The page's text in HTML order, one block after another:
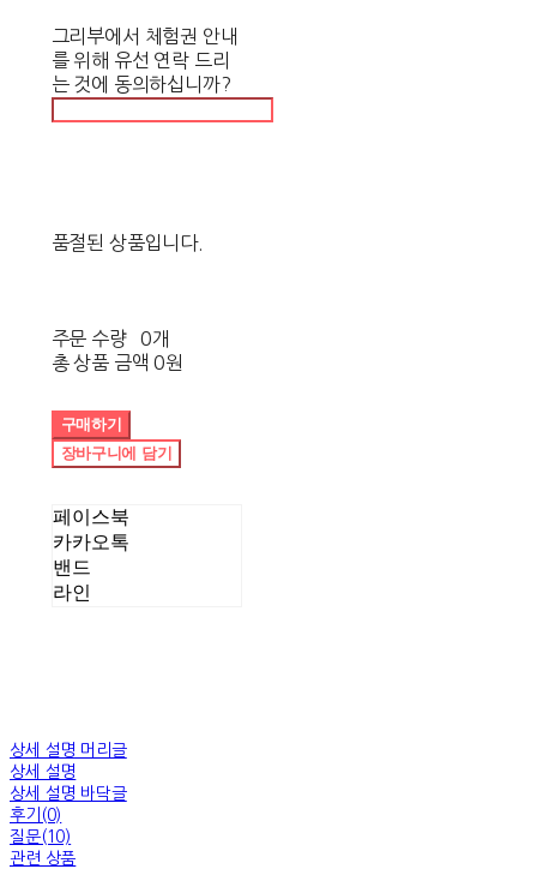
그리부에서 체험권 안내
를 위해 유선 연락 드리
는 것에 동의하십니까?
품절된 상품입니다.
주문 수량
0개
총 상품 금액 0원
구매하기
장바구니에 담기
페이스북
카카오톡
밴드
라인
상세 설명 머리글
상세 설명
상세 설명 바닥글
후기(0)
질문(10)
관련 상품